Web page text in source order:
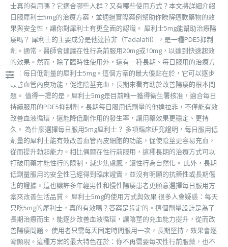
士真的有用嗎？它適合哪些人群？又有哪些使用方式？本文將詳細介紹
日服犀利士5mg的治療方案，並通過實際案例幫助你瞭解這款藥物的效
果與安全性，讓你對犀利士有更全面的認識。 犀利士5mg能幫助治療陽
痿嗎？ 犀利士的主要成分是他達拉非（Tadalafil），是一種PDE5抑制
劑。通常，醫師會建議在性行為前服用20mg或10mg，以達到快速起效
的效果。然而，除了臨時性使用外，還有一種長期、每日服用的治療方
案：每日低劑量的犀利士5mg。這個方案的最大優點在於，它可以逐步
改善血管內皮功能，促進陰莖充血，長期來看有助於改善陽痿的根本問
題。 值得一提的是，犀利士5mg是目前唯一獲得衛生署核准，適合每日
持續服用的PDE5抑制劑。長期每日服用低劑量的他達拉非，不僅能有效
改善血液循環，還能降低副作用的發生率，讓用藥效果更穩定、更持
久。 為什麼選擇每日服用5mg犀利士？ 多項臨床研究證明，每日服用低
劑量的犀利士能有效改善血管內皮細胞的功能，促使陰莖更容易充血，
從而提升勃起能力。相比偶爾在性行前服用，這種長期的治療方式可以
打破用藥才能性行的限制，減少焦慮感，讓性行為自然化。 此外，長期
低劑量服用的安全性已經得到臨床證實，並沒有明顯的抗藥性或長期傷
害的證據。這也讓許多年輕男性和慢性陽痿患者更願意選擇每日服用方
案來改善生活品質。 犀利士5mg的使用方式與效果 很多人會疑惑：每天
只吃5mg的犀利士，真的有效嗎？答案是肯定的。這個劑量設計是為了
長期治療而生，能逐步改善血液循環，讓陰莖的充血能力提升，從而改
善陽痿問題。 使用者只需每天固定時間服用一次，長期堅持，效果會逐
漸顯現。這種方案的最大特色在於：你不再需要每次性行前服藥，也不